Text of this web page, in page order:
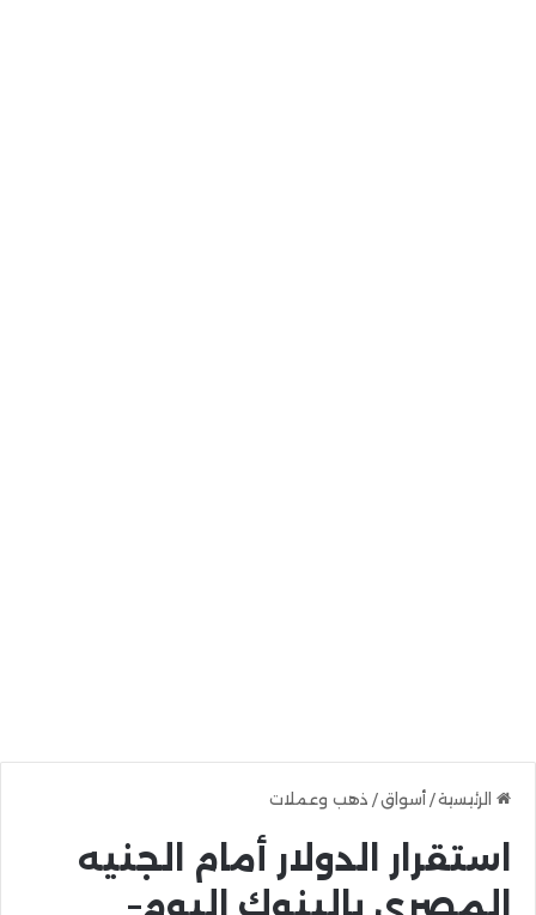
الرئيسية/ أسواق/ ذهب وعملات
استقرار الدولار أمام الجنيه
المصري بالبنوك اليوم–